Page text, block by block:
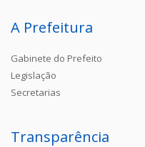
A Prefeitura
Gabinete do Prefeito
Legislação
Secretarias
Transparência